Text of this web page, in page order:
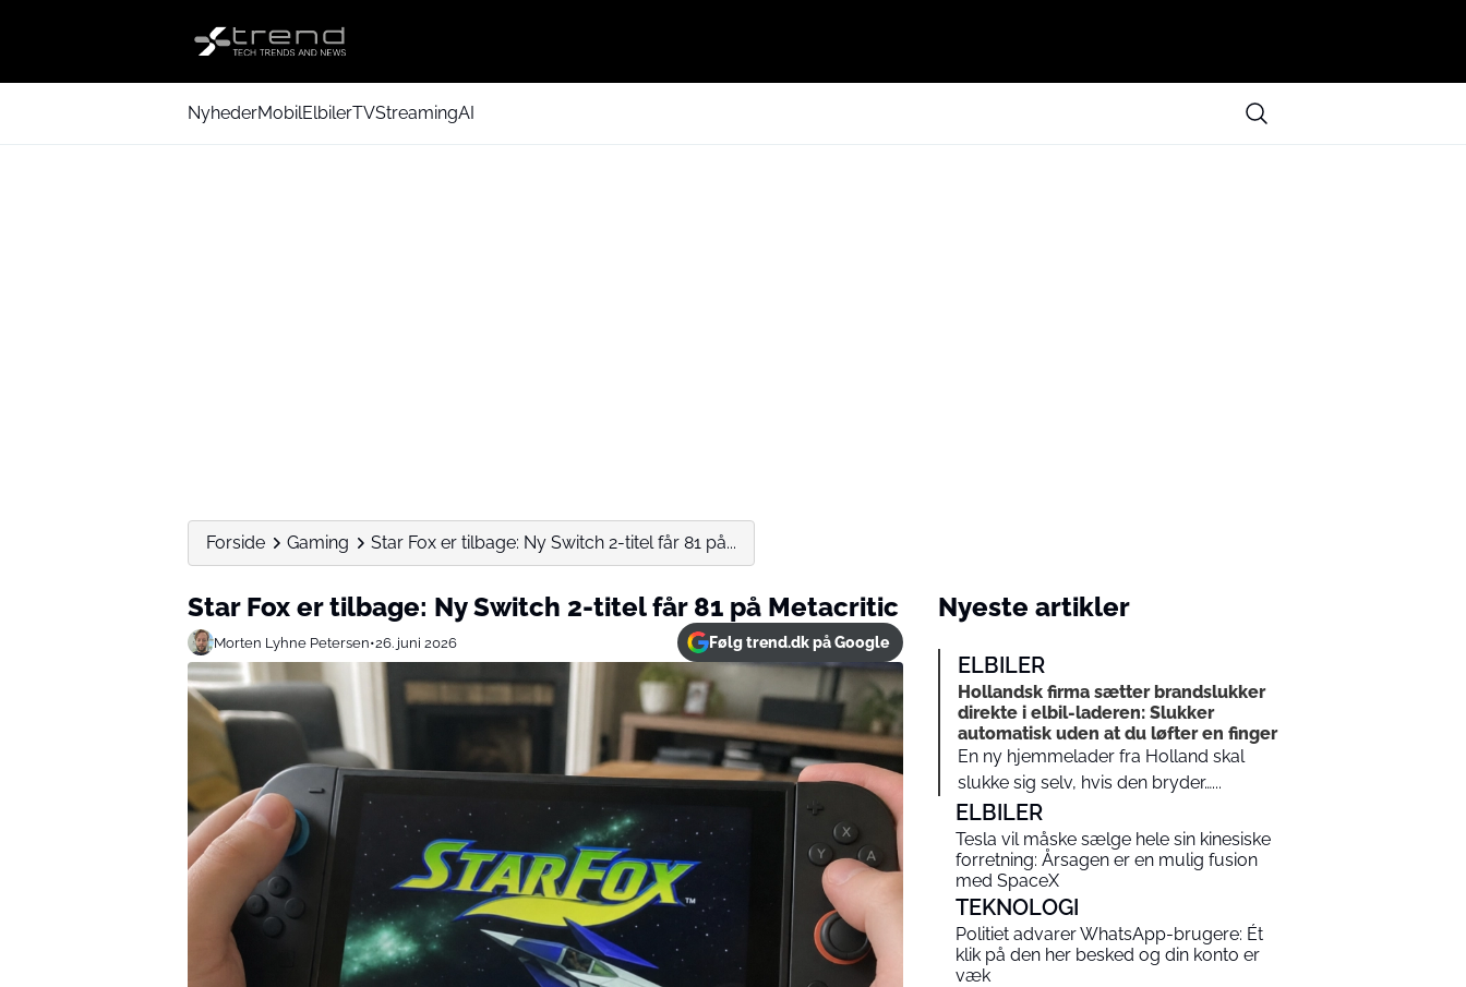
NyhederMobilElbilerTVStreamingAI
Forside Gaming Star Fox er tilbage: Ny Switch 2-titel får 81 på...
Star Fox er tilbage: Ny Switch 2-titel får 81 på Metacritic
Morten Lyhne Petersen•26. juni 2026 Følg trend.dk på Google
Nyeste artikler
ELBILER
Hollandsk firma sætter brandslukker
direkte i elbil-laderen: Slukker
automatisk uden at du løfter en finger
En ny hjemmelader fra Holland skal
slukke sig selv, hvis den bryder…...
ELBILER
Tesla vil måske sælge hele sin kinesiske
forretning: Årsagen er en mulig fusion
med SpaceX
TEKNOLOGI
Politiet advarer WhatsApp-brugere: Ét
klik på den her besked og din konto er
væk